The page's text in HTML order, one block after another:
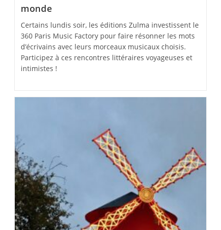
monde
Certains lundis soir, les éditions Zulma investissent le
360 Paris Music Factory pour faire résonner les mots
d’écrivains avec leurs morceaux musicaux choisis.
Participez à ces rencontres littéraires voyageuses et
intimistes !